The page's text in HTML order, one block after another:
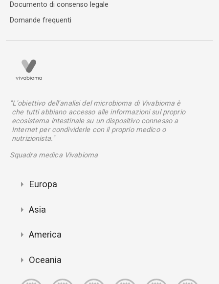
Documento di consenso legale
Domande frequenti
"L'obiettivo dell'analisi del microbioma di Vivabioma è
che tutti abbiano accesso alle informazioni sul proprio
ecosistema intestinale su un dispositivo connesso a
Internet per condividerle con il proprio medico o
nutrizionista."
Squadra medica Vivabioma
Europa
Asia
America
Oceania